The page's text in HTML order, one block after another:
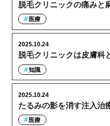
脱毛クリニックの痛みと
医療
脱毛クリニックは皮膚科
2025.10.24
知識
たるみの影を消す注入治
2025.10.24
医療